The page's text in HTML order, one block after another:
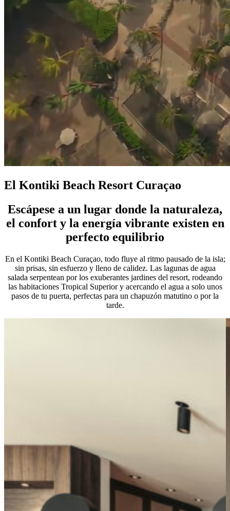
El Kontiki Beach Resort Curaçao
Escápese a un lugar donde la naturaleza,
el confort y la energía vibrante existen en
perfecto equilibrio
En el Kontiki Beach Curaçao, todo fluye al ritmo pausado de la isla;
sin prisas, sin esfuerzo y lleno de calidez. Las lagunas de agua
salada serpentean por los exuberantes jardines del resort, rodeando
las habitaciones Tropical Superior y acercando el agua a solo unos
pasos de tu puerta, perfectas para un chapuzón matutino o por la
tarde.